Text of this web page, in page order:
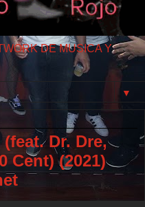
DE MUSICA Y
▼
Dr. Dre,
Cent) (2021)